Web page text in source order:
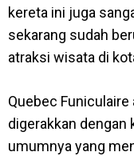
kereta ini juga
sekarang sudah
atraksi wisata di
Quebec
digerakkan dengan
umumnya yang